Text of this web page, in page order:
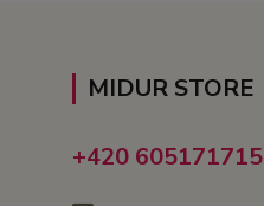
MIDUR STORE
+420 605171715